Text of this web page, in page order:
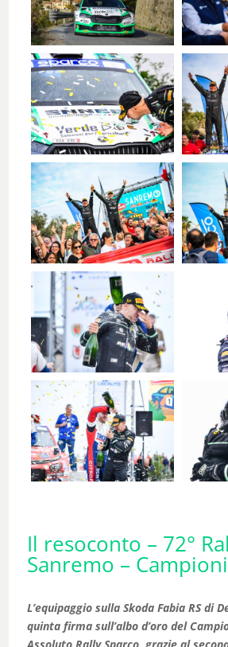
Il resoconto – 72°
Sanremo –
L’equipaggio sulla Skoda Fabia RS di
quinta firma sull’albo d’oro del
Assoluto Rally Sparco, grazie al